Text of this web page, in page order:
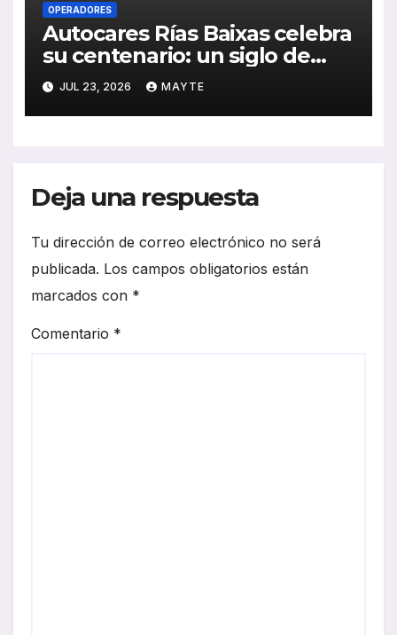
OPERADORES
Autocares Rías Baixas celebra
su centenario: un siglo de
historia, esfuerzo familiar y
compromiso con el
transporte gallego
JUL 23, 2026 MAYTE
Deja una respuesta
Tu dirección de correo electrónico no será
publicada. Los campos obligatorios están
marcados con *
Comentario *